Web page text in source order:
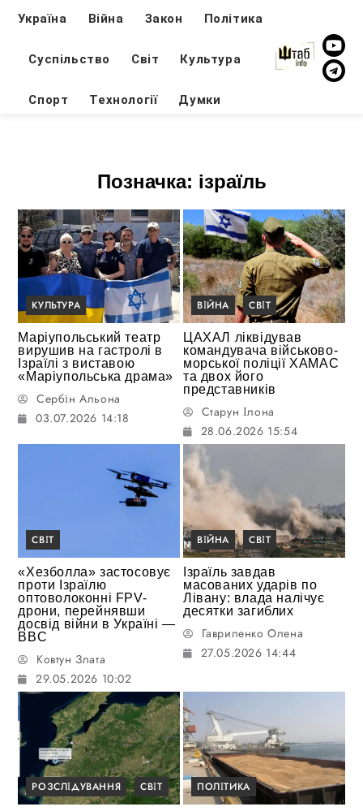
Україна Війна Закон Політика
Суспільство Світ Культура
Спорт Технології Думки
Позначка: ізраїль
КУЛЬТУРА
Маріупольський театр
вирушив на гастролі в
Ізраїлі з виставою
«Маріупольська драма»
Сербін Альона
03.07.2026 14:18
ВІЙНА СВІТ
ЦАХАЛ ліквідував
командувача військово-
морської поліції ХАМАС
та двох його
представників
Старун Ілона
28.06.2026 15:54
СВІТ
«Хезболла» застосовує
проти Ізраїлю
оптоволоконні FPV-
дрони, перейнявши
досвід війни в Україні —
BBC
Ковтун Злата
29.05.2026 10:02
ВІЙНА СВІТ
Ізраїль завдав
масованих ударів по
Лівану: влада налічує
десятки загиблих
Гавриленко Олена
27.05.2026 14:44
РОЗСЛІДУВАННЯ СВІТ ПОЛІТИКА